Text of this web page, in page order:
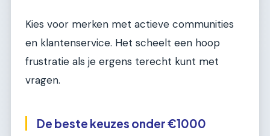
Kies voor merken met actieve communities
en klantenservice. Het scheelt een hoop
frustratie als je ergens terecht kunt met
vragen.
De beste keuzes onder €1000